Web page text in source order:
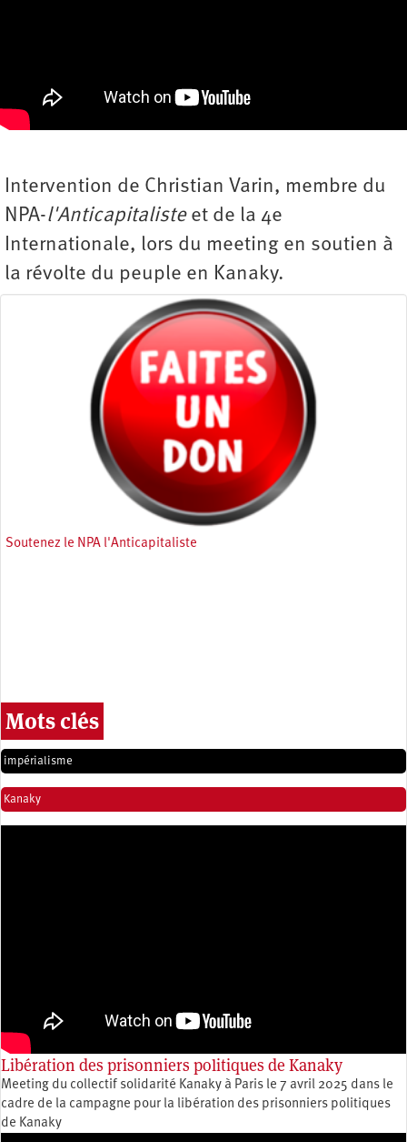
Intervention de Christian Varin, membre du
NPA-l'Anticapitaliste et de la 4e
Internationale, lors du meeting en soutien à
la révolte du peuple en Kanaky.
Soutenez le NPA l'Anticapitaliste
Mots clés
impérialisme
Kanaky
Libération des prisonniers politiques de Kanaky
Meeting du collectif solidarité Kanaky à Paris le 7 avril 2025 dans le
cadre de la campagne pour la libération des prisonniers politiques
de Kanaky